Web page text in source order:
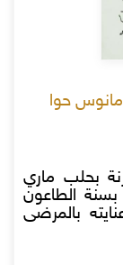
حوا
بحلب ماري
(المتوفى عام 1827م بسنة الطاعون
بالمرضى